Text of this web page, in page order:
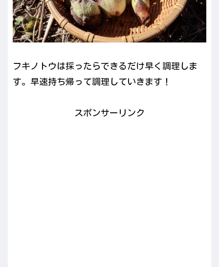
フキノトウは採ったらできるだけ早く調理しま
す。早速持ち帰って調理していきます！
スポンサーリンク